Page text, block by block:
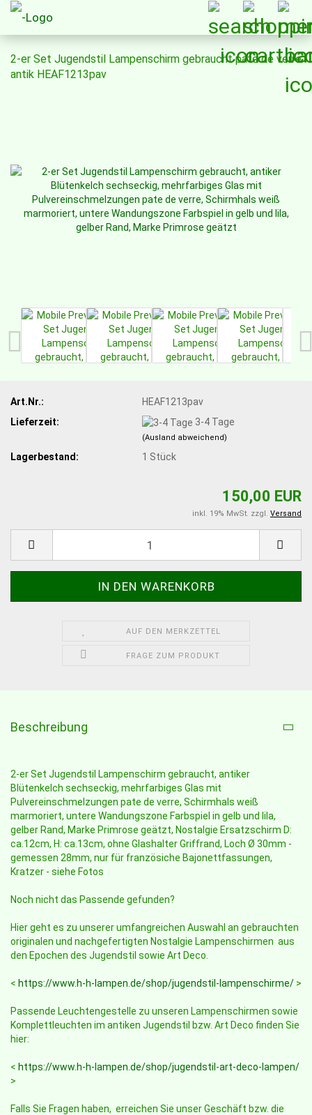
2-er Set Jugendstil Lampenschirm gebraucht pate de verre
antik HEAF1213pav
Art.Nr.:
HEAF1213pav
Lieferzeit:
3-4 Tage
(Ausland abweichend)
Lagerbestand: 1 Stück
150,00 EUR
inkl. 19% MwSt. zzgl. Versand
AUF DEN MERKZETTEL
FRAGE ZUM PRODUKT
Beschreibung
2-er Set Jugendstil Lampenschirm gebraucht, antiker
Blütenkelch sechseckig, mehrfarbiges Glas mit
Pulvereinschmelzungen pate de verre, Schirmhals weiß
marmoriert, untere Wandungszone Farbspiel in gelb und lila,
gelber Rand, Marke Primrose geätzt, Nostalgie Ersatzschirm D:
ca.12cm, H: ca.13cm, ohne Glashalter Griffrand, Loch Ø 30mm -
gemessen 28mm, nur für französiche Bajonettfassungen,
Kratzer - siehe Fotos
Noch nicht das Passende gefunden?
Hier geht es zu unserer umfangreichen Auswahl an gebrauchten
originalen und nachgefertigten Nostalgie Lampenschirmen aus
den Epochen des Jugendstil sowie Art Deco.
< https://www.h-h-lampen.de/shop/jugendstil-lampenschirme/ >
Passende Leuchtengestelle zu unseren Lampenschirmen sowie
Komplettleuchten im antiken Jugendstil bzw. Art Deco finden Sie
hier:
< https://www.h-h-lampen.de/shop/jugendstil-art-deco-lampen/
>
Falls Sie Fragen haben, erreichen Sie unser Geschäft bzw. die